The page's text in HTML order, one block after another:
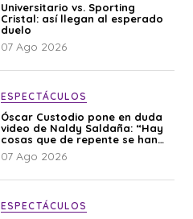
Universitario vs. Sporting
Cristal: así llegan al esperado
duelo
07 Ago 2026
ESPECTÁCULOS
Óscar Custodio pone en duda
video de Naldy Saldaña: “Hay
cosas que de repente se han
editado”
07 Ago 2026
ESPECTÁCULOS